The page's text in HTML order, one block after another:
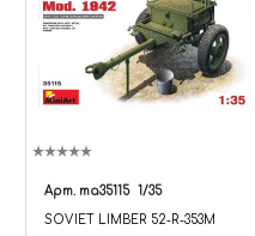
Арт. ma35115 1/35
SOVIET LIMBER 52-R-353M